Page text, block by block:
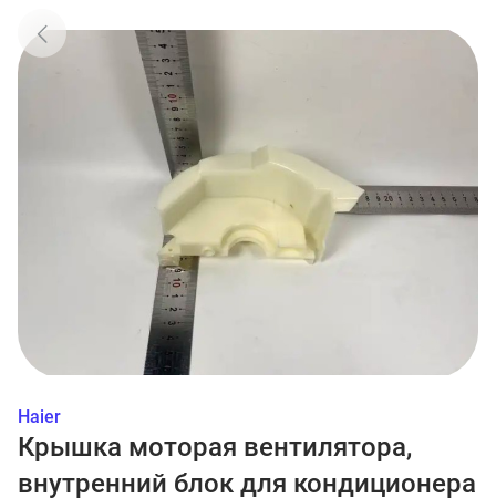
Haier
Крышка моторая вентилятора,
внутренний блок для кондиционера